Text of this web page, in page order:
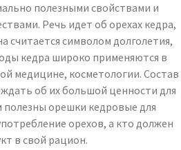
полезными свойствами и
Речь идет об орехах кедра,
считается символом долголетия,
кедра широко применяются в
медицине, косметологии. Состав
об их большой ценности для
полезны орешки кедровые для
орехов, а кто должен
в свой рацион.